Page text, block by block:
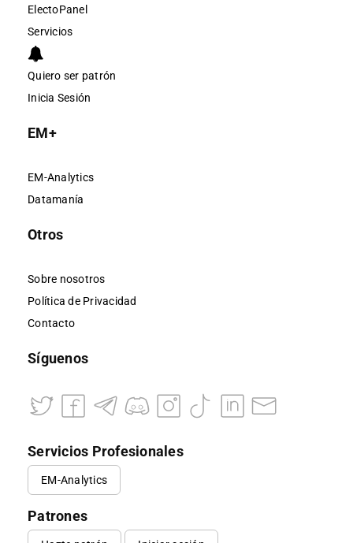
ElectoPanel
Servicios
Quiero ser patrón
Inicia Sesión
EM+
EM-Analytics
Datamanía
Otros
Sobre nosotros
Política de Privacidad
Contacto
Síguenos
Servicios Profesionales
EM-Analytics
Patrones